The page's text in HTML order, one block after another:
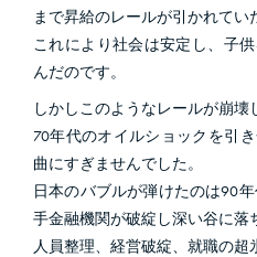
まで昇給のレールが引かれてい
これにより社会は安定し、子
んだのです。
しかしこのようなレールが崩壊
70年代のオイルショックを引
曲にすぎませんでした。
日本のバブルが弾けたのは90
手金融機関が破綻し深い谷に落
人員整理、経営破綻、就職の